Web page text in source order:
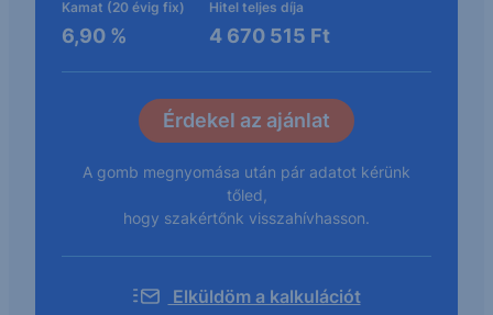
Kamat (20 évig fix)
6,90 %
Hitel teljes díja
4 670 515 Ft
A gomb megnyomása után pár adatot kérünk
tőled,
hogy szakértőnk visszahívhasson.
Elküldöm a kalkulációt